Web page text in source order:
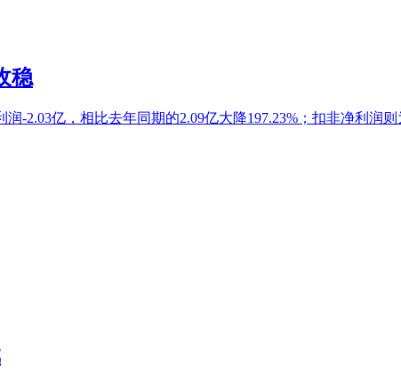
稳
-2.03亿，相比去年同期的2.09亿大降197.23%；扣非净利润